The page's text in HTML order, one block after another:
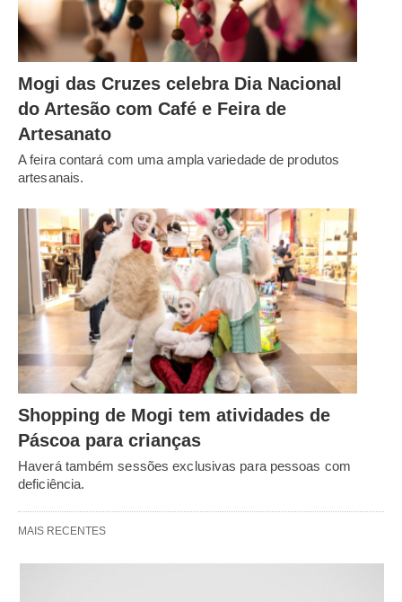
Mogi das Cruzes celebra Dia Nacional
do Artesão com Café e Feira de
Artesanato
A feira contará com uma ampla variedade de produtos
artesanais.
Shopping de Mogi tem atividades de
Páscoa para crianças
Haverá também sessões exclusivas para pessoas com
deficiência.
MAIS RECENTES